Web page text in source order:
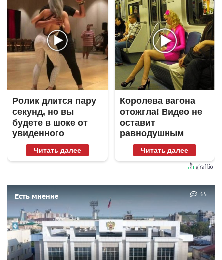
Ролик длится пару
секунд, но вы
будете в шоке от
увиденного
Читать далее
Королева вагона
отожгла! Видео не
оставит
равнодушным
Читать далее
Есть мнение 35